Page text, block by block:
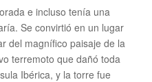
e incluso tenía una
Se convirtió en un lugar
del magnífico paisaje de la
terremoto que dañó toda
Ibérica, y la torre fue